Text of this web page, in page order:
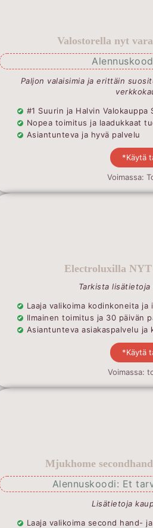
Valostorella nyt
Paljon valaisimia ja erittäin
#1 Suurin ja Halvin Valokauppa
Nopea toimitus ja laadukkaat
Asiantunteva ja hyvä palvelu
*Käytä
Voimassa:
Electroluxilla NYT
Tarkista lisätietoja
Laaja valikoima kodinkoneita
Ilmainen toimitus ja 30 päivän
Asiantunteva asiakaspalvelu ja
*Käytä
Voimassa:
Mjukhome
Alennuskoodi: Et
Lisätietoja
Laaja valikoima second hand-